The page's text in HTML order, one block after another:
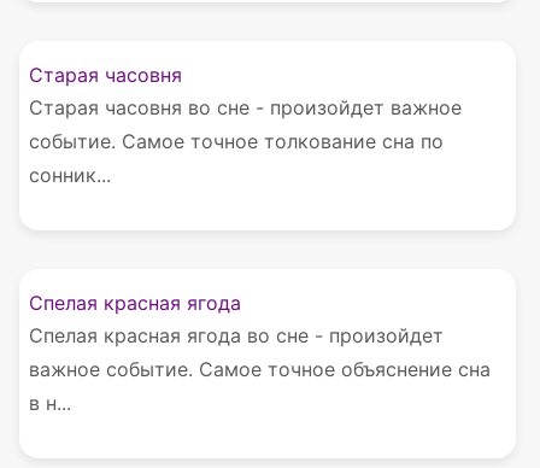
Старая часовня
Старая часовня во сне - произойдет важное
событие. Самое точное толкование сна по
сонник...
Спелая красная ягода
Спелая красная ягода во сне - произойдет
важное событие. Самое точное объяснение сна
в н...